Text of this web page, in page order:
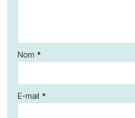
Nom *
E-mail *